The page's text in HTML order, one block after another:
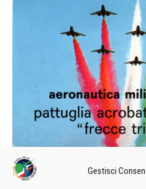
Gestisci
Pieghevole delle
1966